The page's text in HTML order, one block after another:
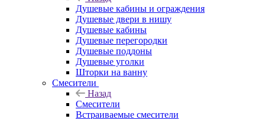
Душевые кабины и ограждения
Душевые двери в нишу
Душевые кабины
Душевые перегородки
Душевые поддоны
Душевые уголки
Шторки на ванну
Смесители
Назад
Смесители
Встраиваемые смесители